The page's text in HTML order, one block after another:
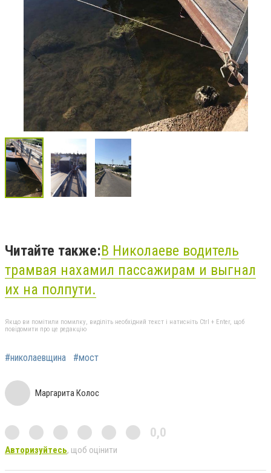
Читайте также:В Николаеве водитель
трамвая нахамил пассажирам и выгнал
их на полпути.
Якщо ви помітили помилку, виділіть необхідний текст і натисніть Ctrl + Enter, щоб
повідомити про це редакцію
#николаевщина #мост
Маргарита Колос
0,0
Авторизуйтесь, щоб оцінити